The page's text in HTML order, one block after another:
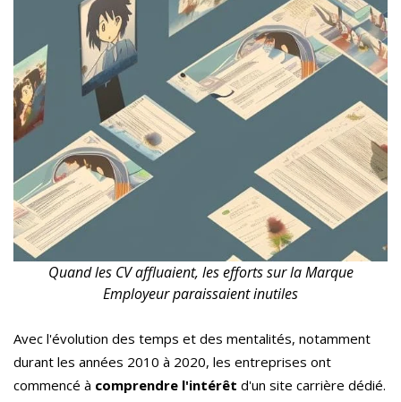
Quand les CV affluaient, les efforts sur la Marque
Employeur paraissaient inutiles
Avec l'évolution des temps et des mentalités, notamment
durant les années 2010 à 2020, les entreprises ont
commencé à comprendre l'intérêt d'un site carrière dédié.